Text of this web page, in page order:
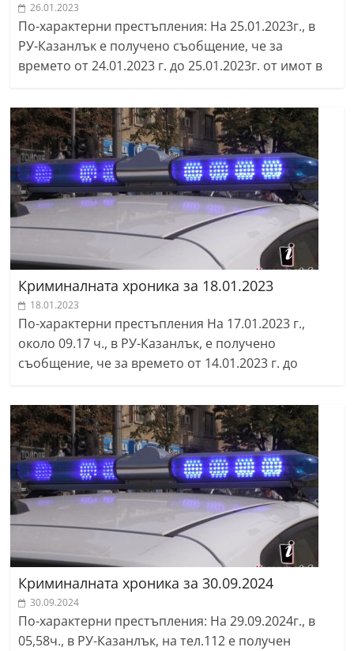
26.01.2023
По-характерни престъпления: На 25.01.2023г., в
РУ-Казанлък е получено съобщение, че за
времето от 24.01.2023 г. до 25.01.2023г. от имот в
Криминалната хроника за 18.01.2023
18.01.2023
По-характерни престъпления На 17.01.2023 г.,
около 09.17 ч., в РУ-Казанлък, е получено
съобщение, че за времето от 14.01.2023 г. до
Криминалната хроника за 30.09.2024
30.09.2024
По-характерни престъпления: На 29.09.2024г., в
05,58ч., в РУ-Казанлък, на тел.112 е получен